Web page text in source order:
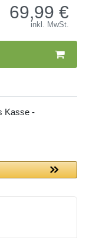
69,99 €
inkl. MwSt.
Kasse -